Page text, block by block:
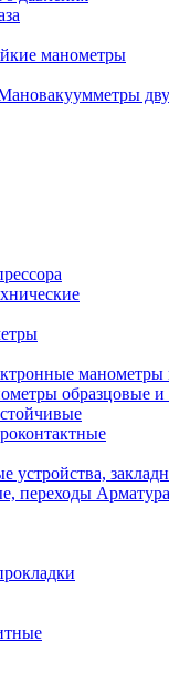
манометры
манометры
образцовые и
устройства,